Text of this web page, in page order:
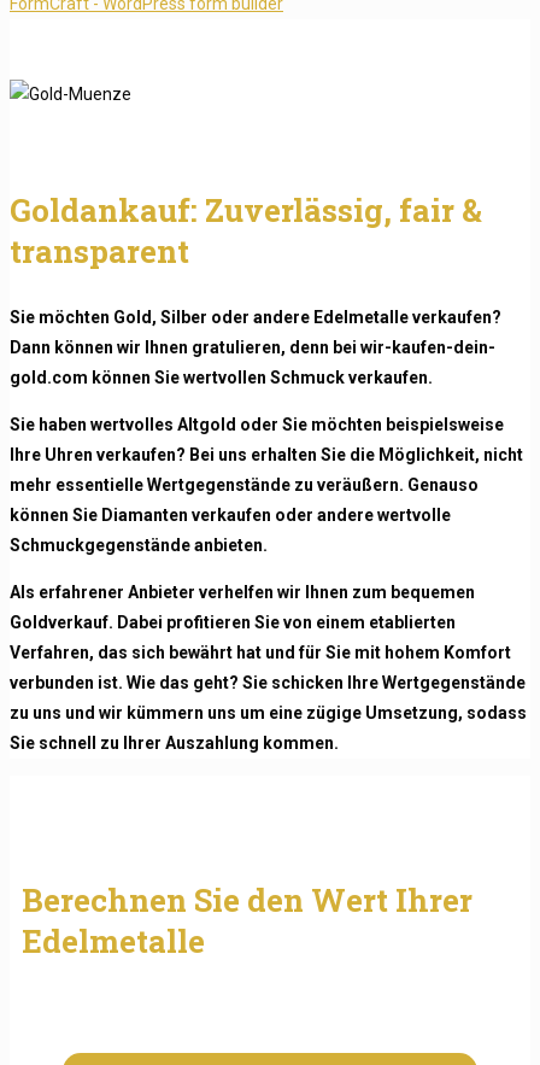
Goldankauf: Zuverlässig, fair &
transparent
Sie möchten Gold, Silber oder andere Edelmetalle verkaufen?
Dann können wir Ihnen gratulieren, denn bei wir-kaufen-dein-
gold.com können Sie wertvollen Schmuck verkaufen.
Sie haben wertvolles Altgold oder Sie möchten beispielsweise
Ihre Uhren verkaufen? Bei uns erhalten Sie die Möglichkeit, nicht
mehr essentielle Wertgegenstände zu veräußern. Genauso
können Sie Diamanten verkaufen oder andere wertvolle
Schmuckgegenstände anbieten.
Als erfahrener Anbieter verhelfen wir Ihnen zum bequemen
Goldverkauf. Dabei profitieren Sie von einem etablierten
Verfahren, das sich bewährt hat und für Sie mit hohem Komfort
verbunden ist. Wie das geht? Sie schicken Ihre Wertgegenstände
zu uns und wir kümmern uns um eine zügige Umsetzung, sodass
Sie schnell zu Ihrer Auszahlung kommen.
Berechnen Sie den Wert Ihrer
Edelmetalle